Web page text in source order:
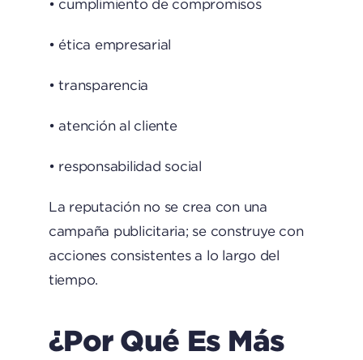
• cumplimiento de compromisos
• ética empresarial
• transparencia
• atención al cliente
• responsabilidad social
La reputación no se crea con una
campaña publicitaria; se construye con
acciones consistentes a lo largo del
tiempo.
¿Por Qué Es Más